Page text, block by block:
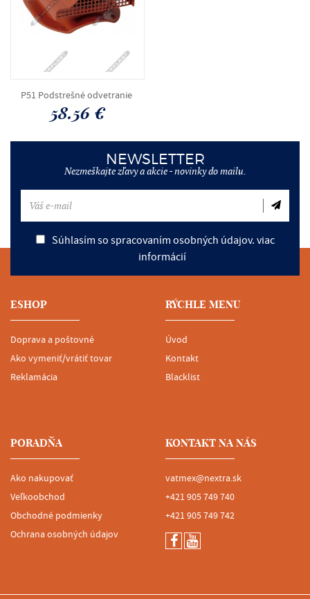
P51 Podstrešné odvetranie
58.56 €
NEWSLETTER
Nezmeškajte zľavy a akcie - novinky do mailu.
Súhlasím so spracovaním osobných údajov. viac
informácií
ESHOP
Doprava a poštovné
Ako vymeniť/vrátiť tovar
Reklamácia
RÝCHLE MENU
Úvod
Kontakt
Blacklist
PORADŇA
Ako nakupovať
Veľkoobchod
Obchodné podmienky
Ochrana osobných údajov
KONTAKT NA NÁS
vatmex@nextra.sk
+421 905 749 740
+421 905 749 742